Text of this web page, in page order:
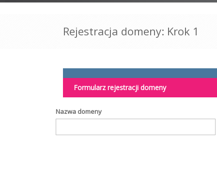
Rejestracja domeny: Krok 1
Formularz rejestracji domeny
Nazwa domeny